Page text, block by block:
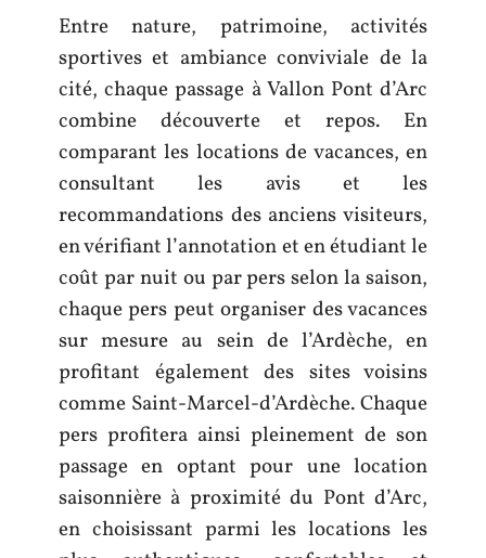
Entre nature, patrimoine, activités
sportives et ambiance conviviale de la
cité, chaque passage à Vallon Pont d’Arc
combine découverte et repos. En
comparant les locations de vacances, en
consultant les avis et les
recommandations des anciens visiteurs,
en vérifiant l’annotation et en étudiant le
coût par nuit ou par pers selon la saison,
chaque pers peut organiser des vacances
sur mesure au sein de l’Ardèche, en
profitant également des sites voisins
comme Saint-Marcel-d’Ardèche. Chaque
pers profitera ainsi pleinement de son
passage en optant pour une location
saisonnière à proximité du Pont d’Arc,
en choisissant parmi les locations les